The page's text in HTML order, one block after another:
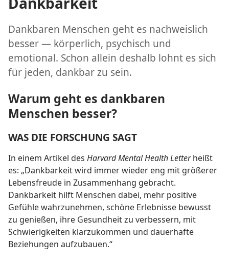
Dankbaren Menschen geht es nachweislich
besser — körperlich, psychisch und
emotional. Schon allein deshalb lohnt es sich
für jeden, dankbar zu sein.
Warum geht es dankbaren
Menschen besser?
WAS DIE FORSCHUNG SAGT
In einem Artikel des Harvard Mental Health Letterheißt
es: „Dankbarkeit wird immer wieder eng mit größerer
Lebensfreude in Zusammenhang gebracht.
Dankbarkeit hilft Menschen dabei, mehr positive
Gefühle wahrzunehmen, schöne Erlebnisse bewusst
zu genießen, ihre Gesundheit zu verbessern, mit
Schwierigkeiten klarzukommen und dauerhafte
Beziehungen aufzubauen.“